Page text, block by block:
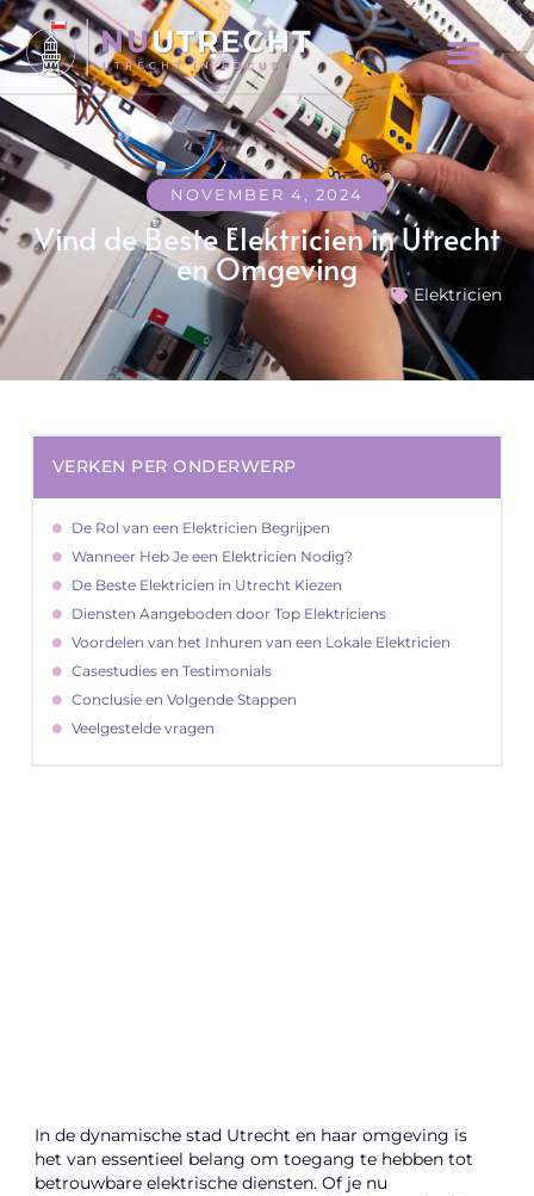
NOVEMBER 4, 2024
Vind de Beste Elektricien in Utrecht
en Omgeving
Elektricien
In de dynamische stad Utrecht en haar omgeving is
het van essentieel belang om toegang te hebben tot
betrouwbare elektrische diensten. Of je nu
VERKEN PER ONDERWERP
De Rol van een Elektricien Begrijpen
Wanneer Heb Je een Elektricien Nodig?
De Beste Elektricien in Utrecht Kiezen
Diensten Aangeboden door Top Elektriciens
Voordelen van het Inhuren van een Lokale Elektricien
Casestudies en Testimonials
Conclusie en Volgende Stappen
Veelgestelde vragen